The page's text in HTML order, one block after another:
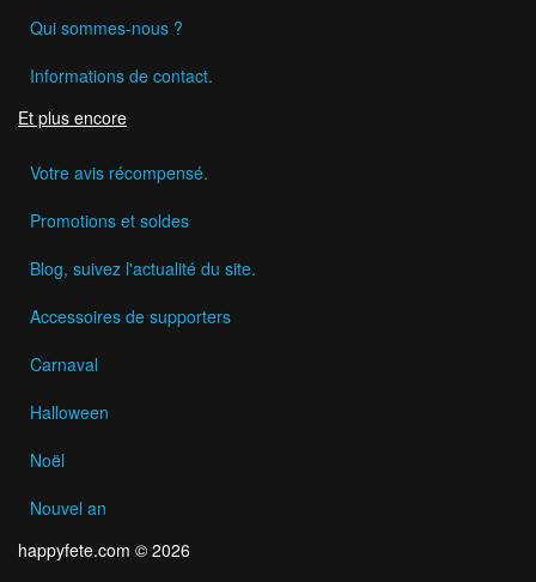
Qui sommes-nous ?
Informations de contact.
Et plus encore
Votre avis récompensé.
Promotions et soldes
Blog, suivez l'actualité du site.
Accessoires de supporters
Carnaval
Halloween
Noël
Nouvel an
happyfete.com © 2026